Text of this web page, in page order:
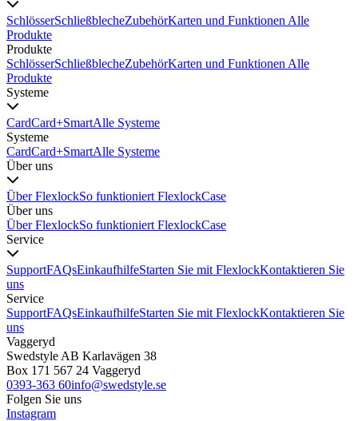
SchlösserSchließblecheZubehörKarten und Funktionen Alle
Produkte
Produkte
SchlösserSchließblecheZubehörKarten und Funktionen Alle
Produkte
Systeme
CardCard+SmartAlle Systeme
Systeme
CardCard+SmartAlle Systeme
Über uns
Über FlexlockSo funktioniert FlexlockCase
Über uns
Über FlexlockSo funktioniert FlexlockCase
Service
SupportFAQsEinkaufhilfeStarten Sie mit FlexlockKontaktieren Sie
uns
Service
SupportFAQsEinkaufhilfeStarten Sie mit FlexlockKontaktieren Sie
uns
Vaggeryd
Swedstyle AB Karlavägen 38
Box 171 567 24 Vaggeryd
0393-363 60info@swedstyle.se
Folgen Sie uns
Instagram